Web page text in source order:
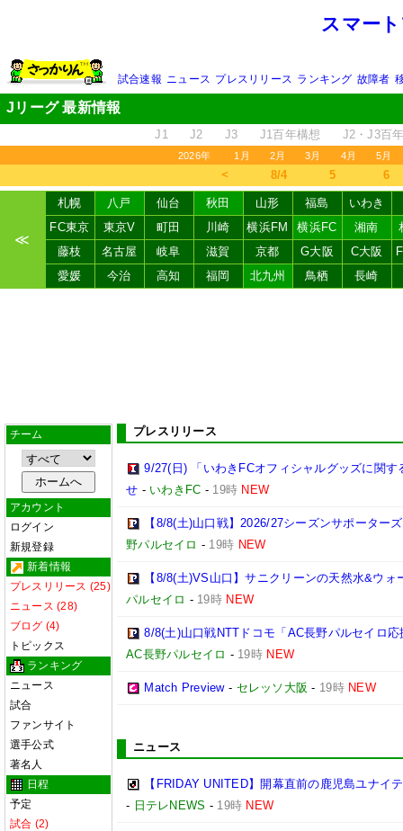
スマー
試合速報 ニュース プレスリリース ランキング 故障者
Jリーグ 最新情報
J1 J2 J3 J1百年構想 J2・J3百
2026年 1月 2月 3月 4月 5月
＜ 8/4 5 6
≪
札幌 八戸 仙台 秋田 山形 福島
いわき
FC東京
東京V 町田 川崎 横浜FM 横浜FC 湘南
藤枝
名古屋 岐阜 滋賀 京都 G大阪 C大阪
愛媛
今治 高知 福岡 北九州 鳥栖 長崎
チーム
アカウント
ログイン
新規登録
新着情報
プレスリリース (25)
ニュース (28)
ブログ (4)
トピックス
ランキング
ニュース
試合
ファンサイト
選手公式
著名人
日程
予定
試合 (2)
プレスリリース
9/27(日) 「いわきFCオフィシャルグッズに関
せ - いわきFC - 19時 NEW
【8/8(土)山口戦】2026/27シーズンサポーター
野パルセイロ - 19時 NEW
【8/8(土)VS山口】サニクリーンの天然水&ウ
パルセイロ - 19時 NEW
8/8(土)山口戦NTTドコモ「AC長野パルセイロ
AC長野パルセイロ - 19時 NEW
Match Preview- セレッソ大阪 - 19時 NEW
ニュース
【FRIDAY UNITED】開幕直前の鹿児島ユナイ
- 日テレNEWS - 19時 NEW